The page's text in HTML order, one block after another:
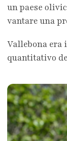
un paese
vantare una
Vallebona era
quantitativo